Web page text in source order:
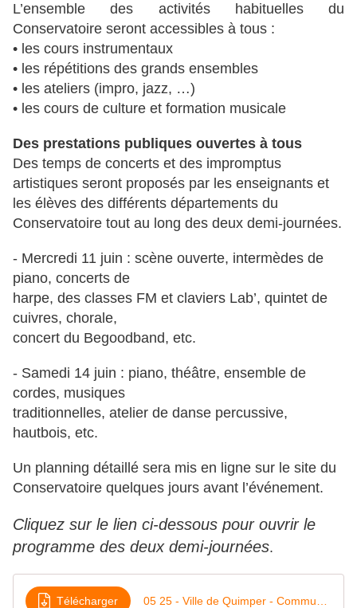
L’ensemble des activités habituelles du
Conservatoire seront accessibles à tous :
• les cours instrumentaux
• les répétitions des grands ensembles
• les ateliers (impro, jazz, …)
• les cours de culture et formation musicale
Des prestations publiques ouvertes à tous
Des temps de concerts et des impromptus
artistiques seront proposés par les enseignants et
les élèves des différents départements du
Conservatoire tout au long des deux demi-journées.
- Mercredi 11 juin : scène ouverte, intermèdes de
piano, concerts de
harpe, des classes FM et claviers Lab’, quintet de
cuivres, chorale,
concert du Begoodband, etc.
- Samedi 14 juin : piano, théâtre, ensemble de
cordes, musiques
traditionnelles, atelier de danse percussive,
hautbois, etc.
Un planning détaillé sera mis en ligne sur le site du
Conservatoire quelques jours avant l’événement.
Cliquez sur le lien ci-dessous pour ouvrir le
programme des deux demi-journées.
Télécharger